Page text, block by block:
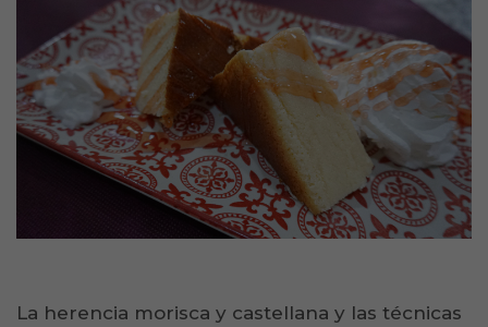
La herencia morisca y castellana y las técnicas